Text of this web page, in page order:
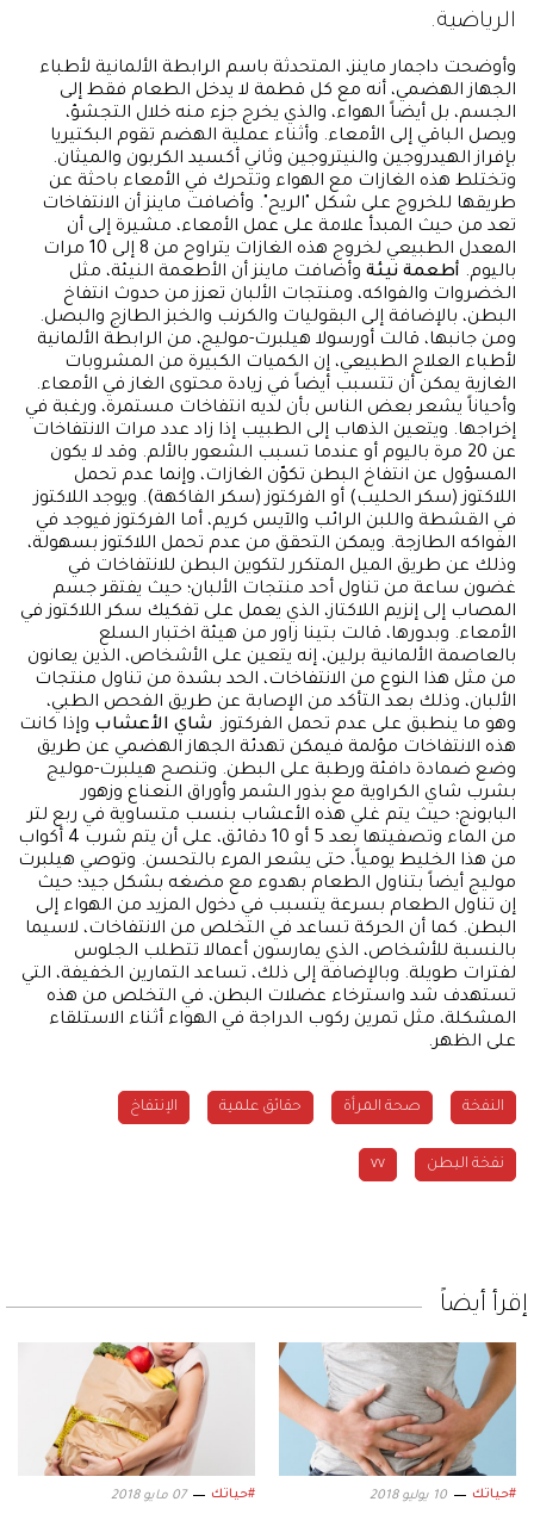
الرياضية.
وأوضحت داجمار ماينز، المتحدثة باسم الرابطة الألمانية لأطباء
الجهاز الهضمي، أنه مع كل قطمة لا يدخل الطعام فقط إلى
الجسم، بل أيضاً الهواء، والذي يخرج جزء منه خلال التجشؤ،
ويصل الباقي إلى الأمعاء. وأثناء عملية الهضم تقوم البكتيريا
بإفراز الهيدروجين والنيتروجين وثاني أكسيد الكربون والميثان.
وتختلط هذه الغازات مع الهواء وتتحرك في الأمعاء باحثة عن
طريقها للخروج على شكل "الريح". وأضافت ماينز أن الانتفاخات
تعد من حيث المبدأ علامة على عمل الأمعاء، مشيرة إلى أن
المعدل الطبيعي لخروج هذه الغازات يتراوح من 8 إلى 10 مرات
باليوم. أطعمة نيئة وأضافت ماينز أن الأطعمة النيئة، مثل
الخضروات والفواكه، ومنتجات الألبان تعزز من حدوث انتفاخ
البطن، بالإضافة إلى البقوليات والكرنب والخبز الطازج والبصل.
ومن جانبها، قالت أورسولا هيلبرت-موليج، من الرابطة الألمانية
لأطباء العلاج الطبيعي، إن الكميات الكبيرة من المشروبات
الغازية يمكن أن تتسبب أيضاً في زيادة محتوى الغاز في الأمعاء.
وأحياناً يشعر بعض الناس بأن لديه انتفاخات مستمرة، ورغبة في
إخراجها. ويتعين الذهاب إلى الطبيب إذا زاد عدد مرات الانتفاخات
عن 20 مرة باليوم أو عندما تسبب الشعور بالألم. وقد لا يكون
المسؤول عن انتفاخ البطن تكوّن الغازات، وإنما عدم تحمل
اللاكتوز (سكر الحليب) أو الفركتوز (سكر الفاكهة). ويوجد اللاكتوز
في القشطة واللبن الرائب والآيس كريم، أما الفركتوز فيوجد في
الفواكه الطازجة. ويمكن التحقق من عدم تحمل اللاكتوز بسهولة،
وذلك عن طريق الميل المتكرر لتكوين البطن للانتفاخات في
غضون ساعة من تناول أحد منتجات الألبان؛ حيث يفتقر جسم
المصاب إلى إنزيم اللاكتاز، الذي يعمل على تفكيك سكر اللاكتوز في
الأمعاء. وبدورها، قالت بتينا زاور من هيئة اختبار السلع
بالعاصمة الألمانية برلين، إنه يتعين على الأشخاص، الذين يعانون
من مثل هذا النوع من الانتفاخات، الحد بشدة من تناول منتجات
الألبان، وذلك بعد التأكد من الإصابة عن طريق الفحص الطبي،
وهو ما ينطبق على عدم تحمل الفركتوز. شاي الأعشاب وإذا كانت
هذه الانتفاخات مؤلمة فيمكن تهدئة الجهاز الهضمي عن طريق
وضع ضمادة دافئة ورطبة على البطن. وتنصح هيلبرت-موليج
بشرب شاي الكراوية مع بذور الشمر وأوراق النعناع وزهور
البابونج؛ حيث يتم غلي هذه الأعشاب بنسب متساوية في ربع لتر
من الماء وتصفيتها بعد 5 أو 10 دقائق، على أن يتم شرب 4 أكواب
من هذا الخليط يومياً، حتى يشعر المرء بالتحسن. وتوصي هيلبرت
موليج أيضاً بتناول الطعام بهدوء مع مضغه بشكل جيد؛ حيث
إن تناول الطعام بسرعة يتسبب في دخول المزيد من الهواء إلى
البطن. كما أن الحركة تساعد في التخلص من الانتفاخات، لاسيما
بالنسبة للأشخاص، الذي يمارسون أعمالا تتطلب الجلوس
لفترات طويلة. وبالإضافة إلى ذلك، تساعد التمارين الخفيفة، التي
تستهدف شد واسترخاء عضلات البطن، في التخلص من هذه
المشكلة، مثل تمرين ركوب الدراجة في الهواء أثناء الاستلقاء
على الظهر.
النفخة صحة المرأة حقائق علمية الإنتفاخ
نفخة البطن vv
إقرأ أيضاً
#حياتك 10 يوليو 2018 #حياتك 07 مايو 2018